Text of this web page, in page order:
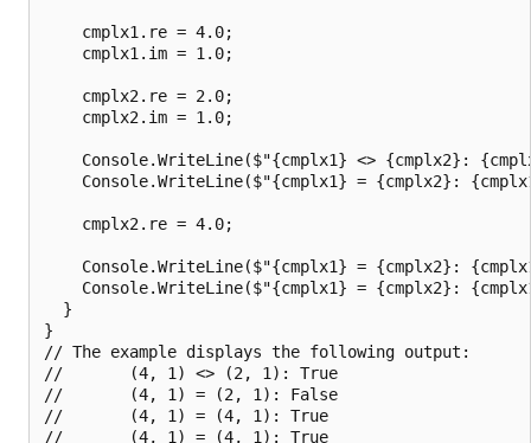
    cmplx1.re = 4.0;
    cmplx1.im = 1.0;
    cmplx2.re = 2.0;
    cmplx2.im = 1.0;
Console.WriteLine($"{cmplx1} <> {cmplx2}:
Console.WriteLine($"{cmplx1} = {cmplx2}:
    cmplx2.re = 4.0;
Console.WriteLine($"{cmplx1} = {cmplx2}:
Console.WriteLine($"{cmplx1} = {cmplx2}:
  }
}
// The example displays the following output:
//       (4, 1) <> (2, 1): True
//       (4, 1) = (2, 1): False
//       (4, 1) = (4, 1): True